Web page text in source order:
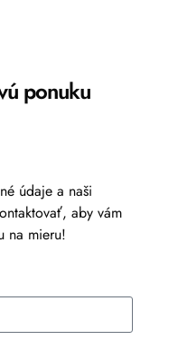
ponuku
údaje a naši
aby vám
na mieru!